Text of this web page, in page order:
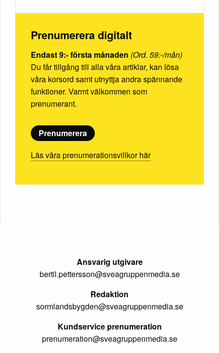
Prenumerera digitalt
Endast 9:- första månaden (Ord. 59:-/mån)
Du får tillgång till alla våra artiklar, kan lösa
våra korsord samt utnyttja andra spännande
funktioner. Varmt välkommen som
prenumerant.
Prenumerera
Läs våra prenumerationsvillkor här
Ansvarig utgivare
bertil.pettersson@sveagruppenmedia.se
Redaktion
sormlandsbygden@sveagruppenmedia.se
Kundservice prenumeration
prenumeration@sveagruppenmedia.se